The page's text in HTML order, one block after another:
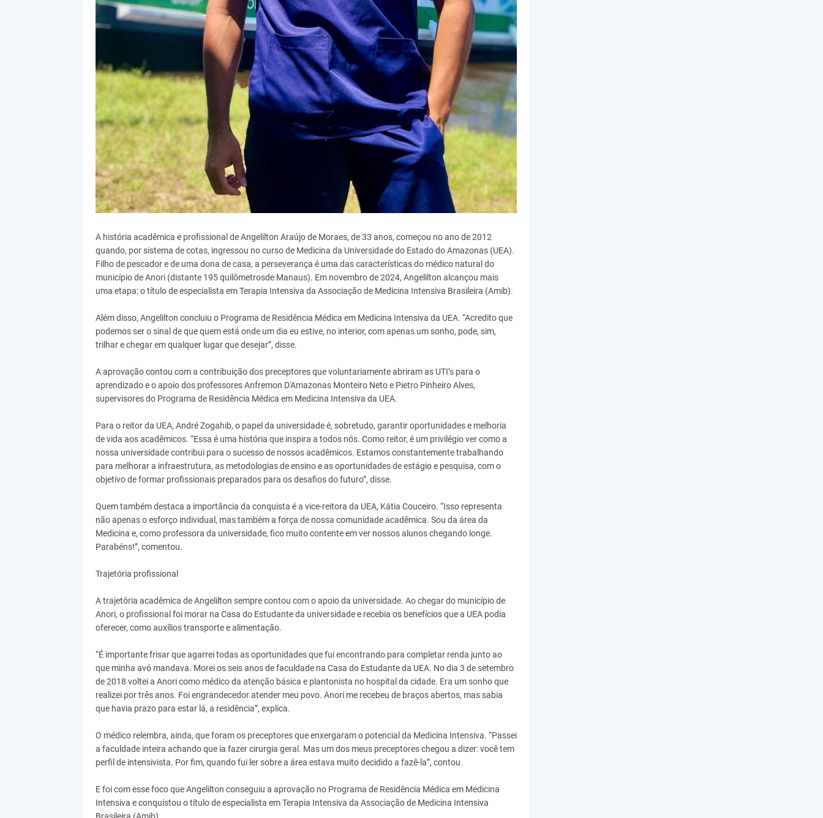
A história acadêmica e profissional de Angelilton Araújo de Moraes, de 33 anos, começou no ano de 2012
quando, por sistema de cotas, ingressou no curso de Medicina da Universidade do Estado do Amazonas (UEA).
Filho de pescador e de uma dona de casa, a perseverança é uma das características do médico natural do
município de Anori (distante 195 quilômetrosde Manaus). Em novembro de 2024, Angelilton alcançou mais
uma etapa: o título de especialista em Terapia Intensiva da Associação de Medicina Intensiva Brasileira (Amib).
Além disso, Angelilton concluiu o Programa de Residência Médica em Medicina Intensiva da UEA. “Acredito que
podemos ser o sinal de que quem está onde um dia eu estive, no interior, com apenas um sonho, pode, sim,
trilhar e chegar em qualquer lugar que desejar”, disse.
A aprovação contou com a contribuição dos preceptores que voluntariamente abriram as UTI’s para o
aprendizado e o apoio dos professores Anfremon D'Amazonas Monteiro Neto e Pietro Pinheiro Alves,
supervisores do Programa de Residência Médica em Medicina Intensiva da UEA.
Para o reitor da UEA, André Zogahib, o papel da universidade é, sobretudo, garantir oportunidades e melhoria
de vida aos acadêmicos. “Essa é uma história que inspira a todos nós. Como reitor, é um privilégio ver como a
nossa universidade contribui para o sucesso de nossos acadêmicos. Estamos constantemente trabalhando
para melhorar a infraestrutura, as metodologias de ensino e as oportunidades de estágio e pesquisa, com o
objetivo de formar profissionais preparados para os desafios do futuro”, disse.
Quem também destaca a importância da conquista é a vice-reitora da UEA, Kátia Couceiro. “Isso representa
não apenas o esforço individual, mas também a força de nossa comunidade acadêmica. Sou da área da
Medicina e, como professora da universidade, fico muito contente em ver nossos alunos chegando longe.
Parabéns!”, comentou.
Trajetória profissional
A trajetória acadêmica de Angelilton sempre contou com o apoio da universidade. Ao chegar do município de
Anori, o profissional foi morar na Casa do Estudante da universidade e recebia os benefícios que a UEA podia
oferecer, como auxílios transporte e alimentação.
“É importante frisar que agarrei todas as oportunidades que fui encontrando para completar renda junto ao
que minha avó mandava. Morei os seis anos de faculdade na Casa do Estudante da UEA. No dia 3 de setembro
de 2018 voltei a Anori como médico da atenção básica e plantonista no hospital da cidade. Era um sonho que
realizei por três anos. Foi engrandecedor atender meu povo. Anori me recebeu de braços abertos, mas sabia
que havia prazo para estar lá, a residência”, explica.
O médico relembra, ainda, que foram os preceptores que enxergaram o potencial da Medicina Intensiva. “Passei
a faculdade inteira achando que ia fazer cirurgia geral. Mas um dos meus preceptores chegou a dizer: você tem
perfil de intensivista. Por fim, quando fui ler sobre a área estava muito decidido a fazê-la”, contou
E foi com esse foco que Angelilton conseguiu a aprovação no Programa de Residência Médica em Medicina
Intensiva e conquistou o título de especialista em Terapia Intensiva da Associação de Medicina Intensiva